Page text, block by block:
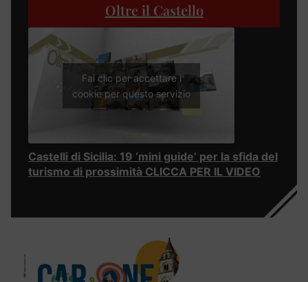
Oltre il Castello
Fai clic per accettare i
cookie per questo servizio
Castelli di Sicilia: 19 ‘mini guide’ per la sfida del
turismo di prossimità CLICCA PER IL VIDEO